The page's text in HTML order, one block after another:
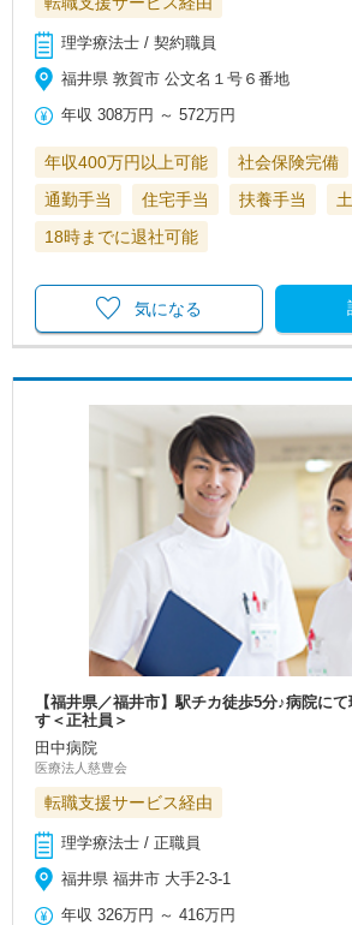
理学療法士 / 契約職員
福井県 敦賀市 公文名１号６番地
年収 308万円 ～572万円
年収400万円以上可能 社会保険完備
通勤手当
住宅手当 扶養手当
18時までに退社可能
気になる
【福井県／福井市】駅チカ徒歩5分♪病院に
す＜正社員＞
田中病院
医療法人慈豊会
転職支援サービス経由
理学療法士 / 正職員
福井県 福井市 大手2‐3‐1
年収 326万円 ～416万円